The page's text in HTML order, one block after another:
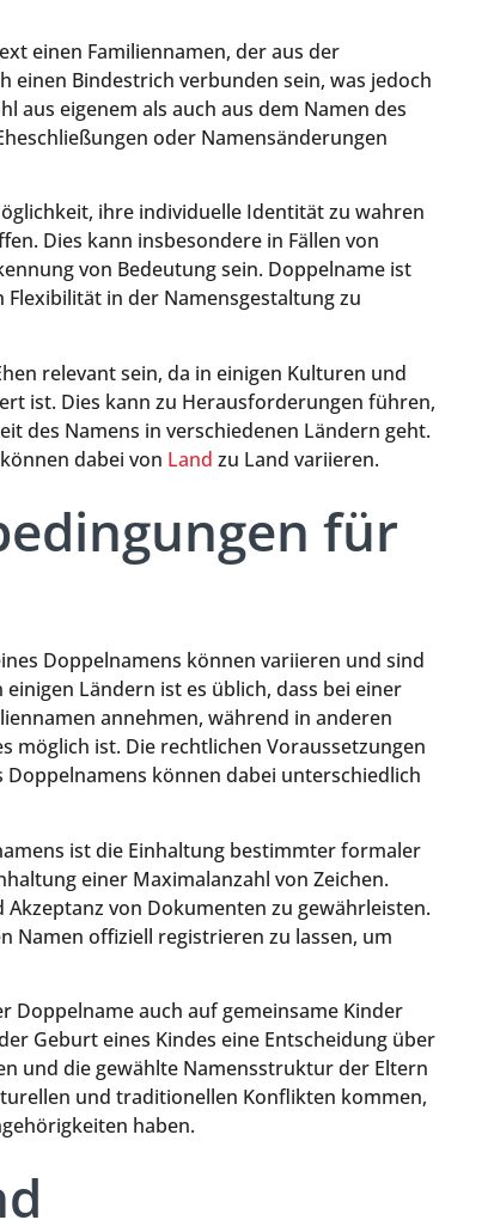
einen Familiennamen, der aus der
einen Bindestrich verbunden sein, was jedoch
eigenem als auch aus dem Namen des
oder Namensänderungen
ihre individuelle Identität zu wahren
Dies kann insbesondere in Fällen von
von Bedeutung sein. Doppelname ist
in der Namensgestaltung zu
relevant sein, da in einigen Kulturen und
ist. Dies kann zu Herausforderungen führen,
des Namens in verschiedenen Ländern geht.
dabei von Land zu Land variieren.
für
Doppelnamens können variieren und sind
Ländern ist es üblich, dass bei einer
annehmen, während in anderen
möglich ist. Die rechtlichen Voraussetzungen
können dabei unterschiedlich
ist die Einhaltung bestimmter formaler
einer Maximalanzahl von Zeichen.
von Dokumenten zu gewährleisten.
Namen offiziell registrieren zu lassen, um
Doppelname auch auf gemeinsame Kinder
Geburt eines Kindes eine Entscheidung über
und die gewählte Namensstruktur der Eltern
und traditionellen Konflikten kommen,
haben.